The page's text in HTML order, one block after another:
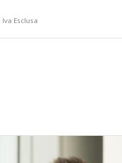
Iva Esclusa